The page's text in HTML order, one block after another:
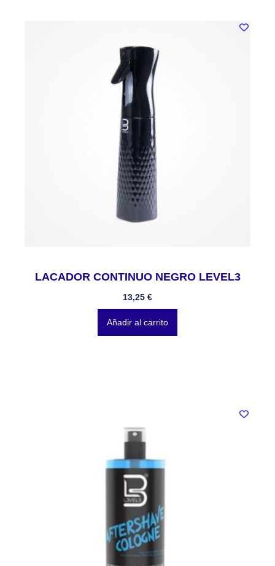
LACADOR CONTINUO NEGRO LEVEL3
13,25 €
Añadir al carrito